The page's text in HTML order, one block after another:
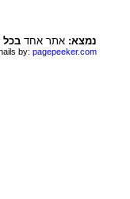
נמצא: אתר אחד בכל
by: pagepeeker.com